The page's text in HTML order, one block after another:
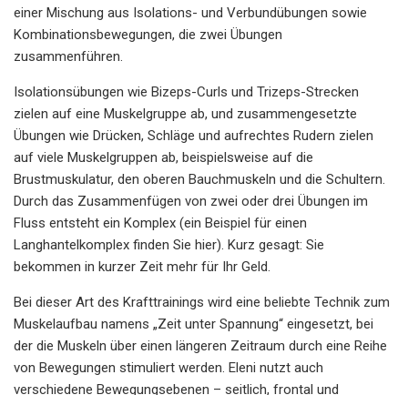
einer Mischung aus Isolations- und Verbundübungen sowie
Kombinationsbewegungen, die zwei Übungen
zusammenführen.
Isolationsübungen wie Bizeps-Curls und Trizeps-Strecken
zielen auf eine Muskelgruppe ab, und zusammengesetzte
Übungen wie Drücken, Schläge und aufrechtes Rudern zielen
auf viele Muskelgruppen ab, beispielsweise auf die
Brustmuskulatur, den oberen Bauchmuskeln und die Schultern.
Durch das Zusammenfügen von zwei oder drei Übungen im
Fluss entsteht ein Komplex (ein Beispiel für einen
Langhantelkomplex finden Sie hier). Kurz gesagt: Sie
bekommen in kurzer Zeit mehr für Ihr Geld.
Bei dieser Art des Krafttrainings wird eine beliebte Technik zum
Muskelaufbau namens „Zeit unter Spannung“ eingesetzt, bei
der die Muskeln über einen längeren Zeitraum durch eine Reihe
von Bewegungen stimuliert werden. Eleni nutzt auch
verschiedene Bewegungsebenen – seitlich, frontal und